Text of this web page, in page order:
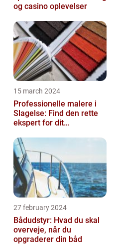
og casino oplevelser
15 march 2024
Professionelle malere i
Slagelse: Find den rette
ekspert for dit
27 february 2024
Bådudstyr: Hvad du skal
overveje, når du
opgraderer din båd